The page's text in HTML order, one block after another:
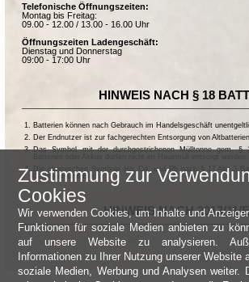
Telefonische Öffnungszeiten:
Montag bis Freitag:
09.00 - 12.00 / 13.00 - 16.00 Uhr
Öffnungszeiten Ladengeschäft:
Dienstag und Donnerstag
09:00 - 17:00 Uhr
HINWEIS NACH § 18
Batterien können nach Gebrauch im Handelsgeschäft
Der Endnutzer ist zur fachgerechten Entsorgung von
Das Symbol mit der durchgestrichenen Mülltonne gem. §
Die chemischen Symbole Hg, Cd, und Pb nach § 17 Abs.3
Cadmium und Blei.
HINWEIS NACH 2013/11/
Zustimmung zur
Cookies
Wir verwenden Cookies, um Inhalte und
Funktionen für soziale Medien anbieten zu
auf unsere Website zu analysieren.
Informationen zu Ihrer Nutzung unserer Website
soziale Medien, Werbung und Analysen weiter.